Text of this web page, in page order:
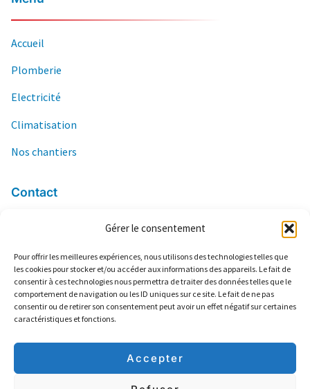
Gérer le consentement
Pour offrir les meilleures expériences, nous utilisons des technologies telles que
les cookies pour stocker et/ou accéder aux informations des appareils. Le fait de
consentir à ces technologies nous permettra de traiter des données telles que le
comportement de navigation ou les ID uniques sur ce site. Le fait de ne pas
consentir ou de retirer son consentement peut avoir un effet négatif sur certaines
caractéristiques et fonctions.
Accepter
Accueil
Plomberie
Electricité
Climatisation
Nos chantiers
Contact
contact@ers13.com
2 Lotissement Frédéric Mistral
13160 Châteaurenard
Climatisation